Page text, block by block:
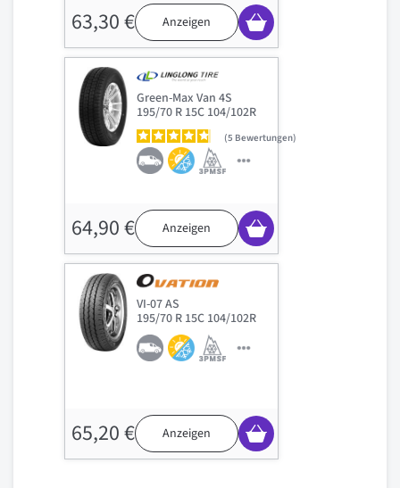
63,30 € Anzeigen
Green-Max Van 4S
195/70 R 15C 104/102R
5 Bewertungen
64,90 € Anzeigen
VI-07 AS
195/70 R 15C 104/102R
65,20 € Anzeigen